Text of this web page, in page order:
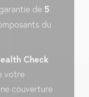
de 5
du
Check
votre
couverture